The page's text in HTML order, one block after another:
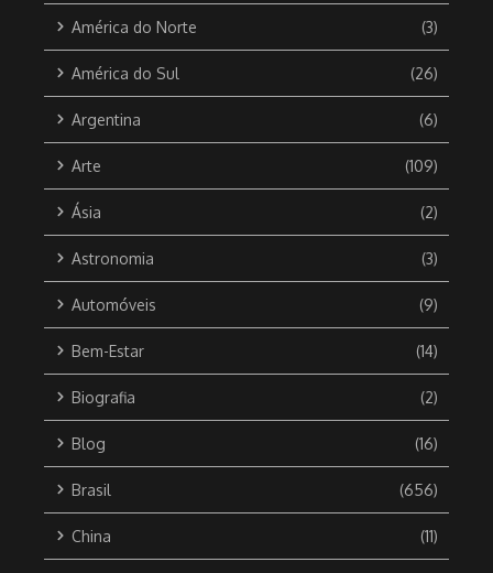
América do Norte (3)
América do Sul (26)
Argentina (6)
Arte (109)
Ásia (2)
Astronomia (3)
Automóveis (9)
Bem-Estar (14)
Biografia (2)
Blog (16)
Brasil (656)
China (11)